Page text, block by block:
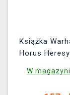
Książka
Horus
W